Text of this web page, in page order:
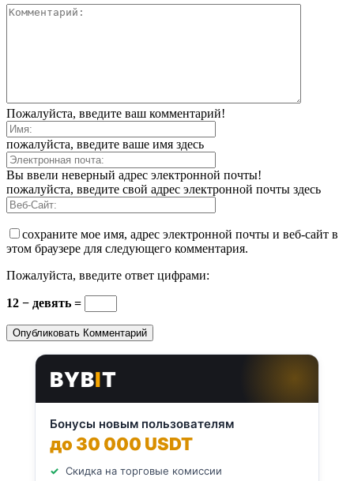
Пожалуйста, введите ваш комментарий!
пожалуйста, введите ваше имя здесь
Вы ввели неверный адрес электронной почты!
пожалуйста, введите свой адрес электронной почты здесь
сохраните мое имя, адрес электронной почты и веб-сайт в
этом браузере для следующего комментария.
Пожалуйста, введите ответ цифрами:
12 − девять =
BYBIT
Бонусы новым пользователям
до 30 000 USDT
Скидка на торговые комиссии